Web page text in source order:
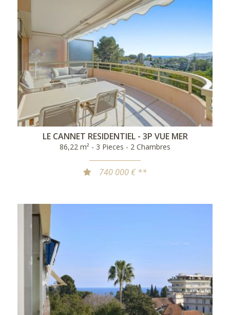
LE CANNET RESIDENTIEL - 3P VUE MER
86,22 m² - 3 Pieces - 2 Chambres
740 000 € **